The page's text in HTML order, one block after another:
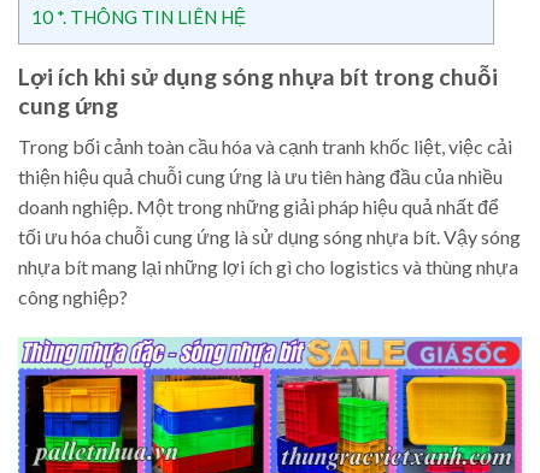
10 *. THÔNG TIN LIÊN HỆ
Lợi ích khi sử dụng sóng nhựa bít trong chuỗi
cung ứng
Trong bối cảnh toàn cầu hóa và cạnh tranh khốc liệt, việc cải
thiện hiệu quả chuỗi cung ứng là ưu tiên hàng đầu của nhiều
doanh nghiệp. Một trong những giải pháp hiệu quả nhất để
tối ưu hóa chuỗi cung ứng là sử dụng sóng nhựa bít. Vậy sóng
nhựa bít mang lại những lợi ích gì cho logistics và thùng nhựa
công nghiệp?